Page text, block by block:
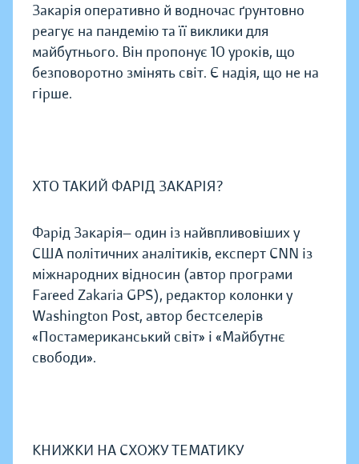
Закарія оперативно й водночас ґрунтовно
реагує на пандемію та її виклики для
майбутнього. Він пропонує 10 уроків, що
безповоротно змінять світ. Є надія, що не на
гірше.
ХТО ТАКИЙ ФАРІД ЗАКАРІЯ?
Фарід Закарія— один із найвпливовіших у
США політичних аналітиків, експерт CNN із
міжнародних відносин (автор програми
Fareed Zakaria GPS), редактор колонки у
Washington Post, автор бестселерів
«Постамериканський світ» і «Майбутнє
свободи».
КНИЖКИ НА СХОЖУ ТЕМАТИКУ